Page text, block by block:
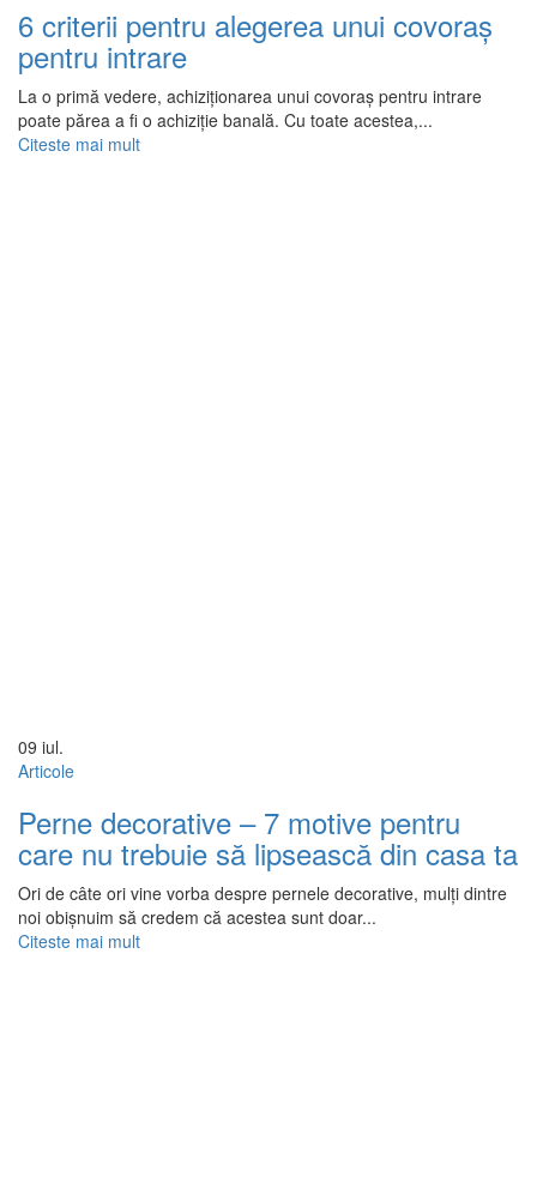
6 criterii pentru alegerea unui covoraș
pentru intrare
La o primă vedere, achiziționarea unui covoraș pentru intrare
poate părea a fi o achiziție banală. Cu toate acestea,...
Citeste mai mult
09 iul.
Articole
Perne decorative – 7 motive pentru
care nu trebuie să lipsească din casa ta
Ori de câte ori vine vorba despre pernele decorative, mulți dintre
noi obișnuim să credem că acestea sunt doar...
Citeste mai mult